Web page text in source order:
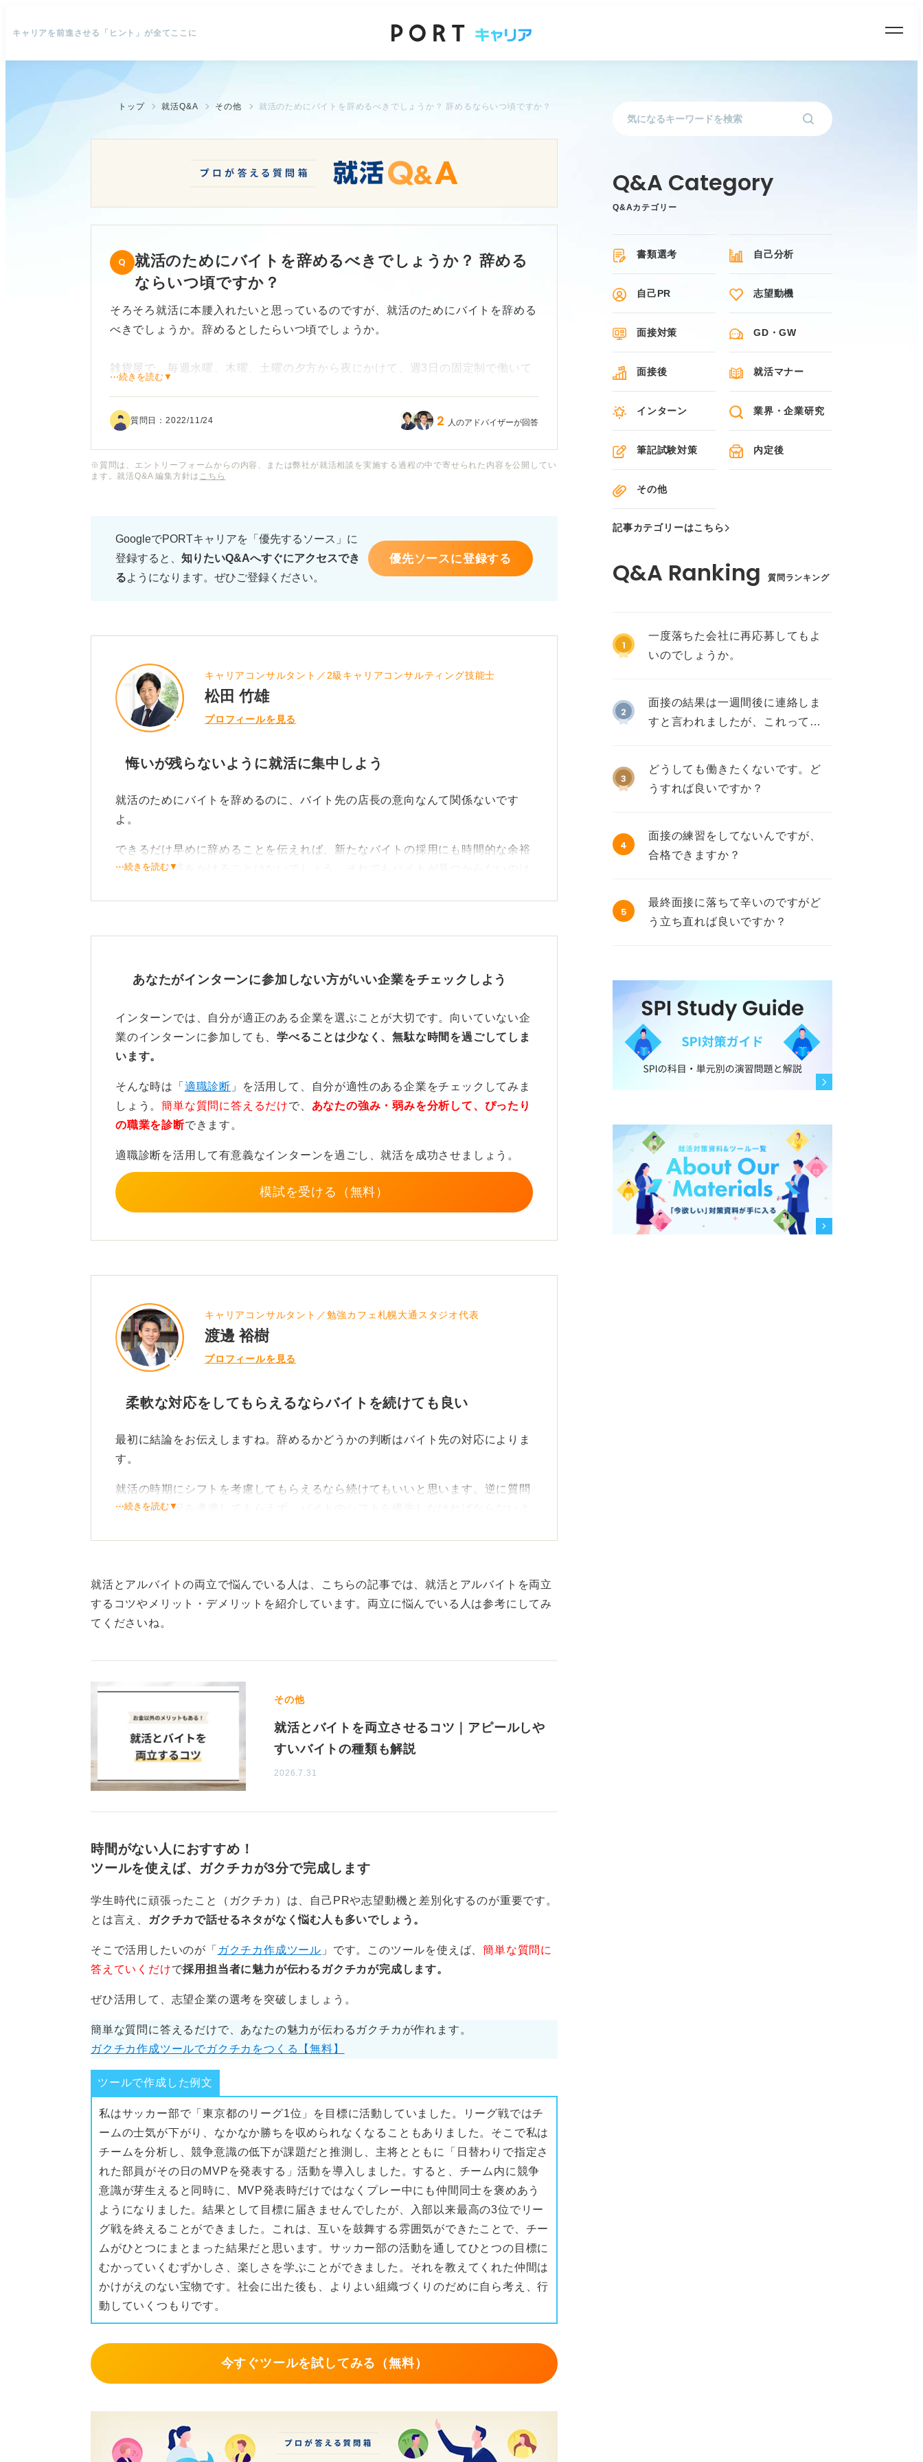
キャリアを前進させる「ヒント」が全てここに
トップ 就活Q&A その他 就活のためにバイトを辞めるべきでしょうか？ 辞めるならいつ頃ですか？
就活のためにバイトを辞めるべきでしょうか？ 辞める
ならいつ頃ですか？
そろそろ就活に本腰入れたいと思っているのですが、就活のためにバイトを辞める
べきでしょうか。辞めるとしたらいつ頃でしょうか。
雑貨屋で、毎週水曜、木曜、土曜の夕方から夜にかけて、週3日の固定制で働いて
長から「就活中もなるべく入ってほしい」と言われており、それに従っていたの
で、就活を理由に辞めるのが少し心苦しいとも感じます。
⋯続きを読む▼
質問日：2022/11/24 2 人のアドバイザーが回答
※質問は、エントリーフォームからの内容、または弊社が就活相談を実施する過程の中で寄せられた内容を公開してい
ます。就活Q&A 編集方針は こちら
GoogleでPORTキャリアを「優先するソース」に
登録すると、 知りたいQ&Aへすぐにアクセスでき
るようになります。ぜひご登録ください。
優先ソースに登録する
キャリアコンサルタント／2級キャリアコンサルティング技能士
松田 竹雄
プロフィールを見る
悔いが残らないように就活に集中しよう
就活のためにバイトを辞めるのに、バイト先の店長の意向なんて関係ないです
よ。
できるだけ早めに辞めることを伝えれば、新たなバイトの採用にも時間的な余裕
ができて迷惑をかけることはないでしょう。それでもバイトが見つからないのは
2
⋯続きを読む▼
あなたがインターンに参加しない方がいい企業をチェックしよう
インターンでは、自分が適正のある企業を選ぶことが大切です。向いていない企
業のインターンに参加しても、学べることは少なく、無駄な時間を過ごしてしま
います。
そんな時は「 適職診断 」を活用して、自分が適性のある企業をチェックしてみま
しょう。簡単な質問に答えるだけで、 あなたの強み・弱みを分析して、ぴったり
の職業を診断できます。
適職診断を活用して有意義なインターンを過ごし、就活を成功させましょう。
模試を受ける（無料）
キャリアコンサルタント／勉強カフェ札幌大通スタジオ代表
渡邊 裕樹
プロフィールを見る
柔軟な対応をしてもらえるならバイトを続けても良い
最初に結論をお伝えしますね。辞めるかどうかの判断はバイト先の対応によりま
す。
就活の時期にシフトを考慮してもらえるなら続けてもいいと思います。逆に質問
者さんの状況を考慮してもらえず、バイトのシフトを優先しなければならないよ
るが、この時期は入れないなど状況をきちんと伝えることです。
その際、気をつけないといけないのは、店長と話をしているうちに申し訳ない気
持ちが湧き上がってきて、本当は就活を優先したいのに「それくらいなら多分大
感じることがあると思います。自分の都合で休ませてもらうことに申し訳なさを
感じてしまうのもよくわかります。
ただ、質問者さんがバイト先に義理を感じて、キャリアを形作るための大切な就
活の時間を多少犠牲にしてシフトに入ったとしても、その後の保証は何もしてく
れません。ドライな感じがするかもしれませんが事実です。
シフトに入らなければならないことで、本当にいきたかった会社の説明会を諦め
は何かをしてくれるでしょうか？ 人生にはこういう決断をしなければならない
時があります。
自分の人生にとって本当に大切なことは何なのか？ その時の感情「だけ」に流
されず、冷静に考え、行動してみましょう。就活うまくいきますように！ 応援
⋯続きを読む▼
就活とアルバイトの両立で悩んでいる人は、こちらの記事では、就活とアルバイトを両立
するコツやメリット・デメリットを紹介しています。両立に悩んでいる人は参考にしてみ
てくださいね。
その他
就活とバイトを両立させるコツ｜アピールしや
すいバイトの種類も解説
2026.7.31
時間がない人におすすめ！
ツールを使えば、ガクチカが3分で完成します
学生時代に頑張ったこと（ガクチカ）は、自己PRや志望動機と差別化するのが重要です。
とは言え、
ガクチカで話せるネタがなく悩む人も多いでしょう。
そこで活用したいのが「 ガクチカ作成ツール 」です。このツールを使えば、簡単な質問に
答えていくだけで採用担当者に魅力が伝わるガクチカが完成します。
ぜひ活用して、志望企業の選考を突破しましょう。
簡単な質問に答えるだけで、あなたの魅力が伝わるガクチカが作れます。
ガクチカ作成ツールでガクチカをつくる【無料】
ツールで作成した例文
私はサッカー部で「東京都のリーグ1位」を目標に活動していました。リーグ戦ではチ
ームの士気が下がり、なかなか勝ちを収められなくなることもありました。そこで私は
チームを分析し、競争意識の低下が課題だと推測し、主将とともに「日替わりで指定さ
れた部員がその日のMVPを発表する」活動を導入しました。すると、チーム内に競争
意識が芽生えると同時に、MVP発表時だけではなくプレー中にも仲間同士を褒めあう
ようになりました。結果として目標に届きませんでしたが、入部以来最高の3位でリー
グ戦を終えることができました。これは、互いを鼓舞する雰囲気ができたことで、チー
ムがひとつにまとまった結果だと思います。サッカー部の活動を通してひとつの目標に
むかっていくむずかしさ、楽しさを学ぶことができました。それを教えてくれた仲間は
かけがえのない宝物です。社会に出た後も、よりよい組織づくりのだめに自ら考え、行
動していくつもりです。
今すぐツールを試してみる（無料）
Q&Aカテゴリー
書類選考 自己分析
自己PR 志望動機
面接対策 GD・GW
面接後 就活マナー
インターン 業界・企業研究
筆記試験対策 内定後
その他
記事カテゴリーはこちら
質問ランキング
1
一度落ちた会社に再応募してもよ
いのでしょうか。
2
面接の結果は一週間後に連絡しま
すと言われましたが、これって不
3
どうしても働きたくないです。ど
うすれば良いですか？
4
面接の練習をしてないんですが、
合格できますか？
5
最終面接に落ちて辛いのですがど
う立ち直れば良いですか？